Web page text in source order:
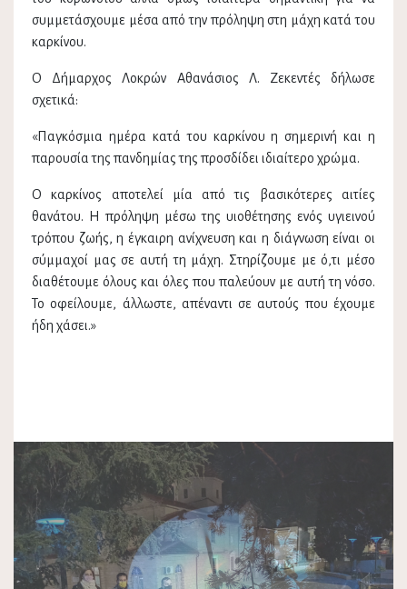
συμμετάσχουμε μέσα από την πρόληψη στη μάχη κατά του
καρκίνου.
Ο Δήμαρχος Λοκρών Αθανάσιος Λ. Ζεκεντές δήλωσε
σχετικά:
«Παγκόσμια ημέρα κατά του καρκίνου η σημερινή και η
παρουσία της πανδημίας της προσδίδει ιδιαίτερο χρώμα.
Ο καρκίνος αποτελεί μία από τις βασικότερες αιτίες
θανάτου. Η πρόληψη μέσω της υιοθέτησης ενός υγιεινού
τρόπου ζωής, η έγκαιρη ανίχνευση και η διάγνωση είναι οι
σύμμαχοί μας σε αυτή τη μάχη. Στηρίζουμε με ό,τι μέσο
διαθέτουμε όλους και όλες που παλεύουν με αυτή τη νόσο.
Το οφείλουμε, άλλωστε, απέναντι σε αυτούς που έχουμε
ήδη χάσει.»